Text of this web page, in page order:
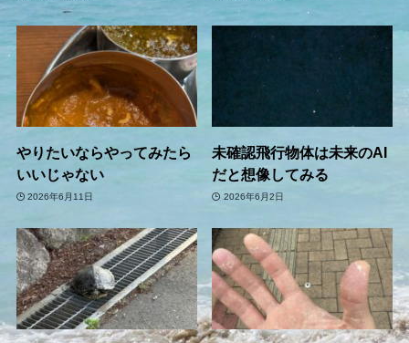
やりたいならやってみたら
いいじゃない
2026年6月11日
未確認飛行物体は未来のAI
だと想像してみる
2026年6月2日